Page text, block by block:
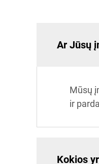
Ar Jūsų
Mūsų
ir
Kokios